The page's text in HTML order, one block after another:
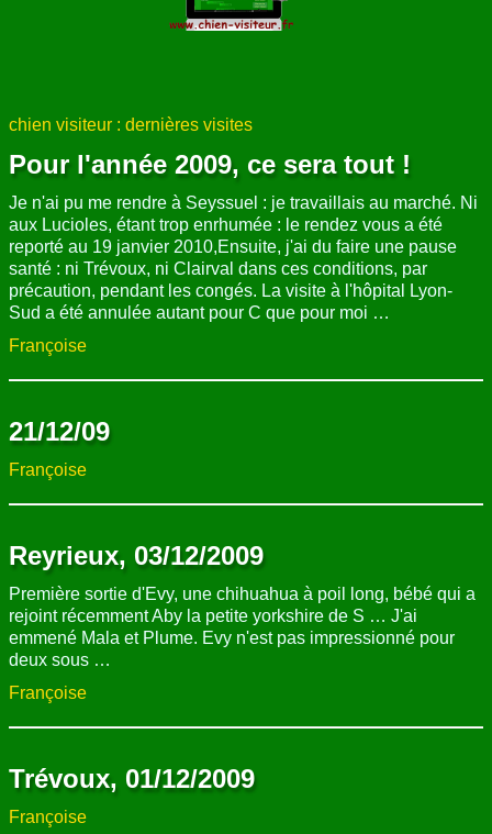
chien visiteur : dernières visites
Pour l'année 2009, ce sera tout !
Je n'ai pu me rendre à Seyssuel : je travaillais au marché. Ni
aux Lucioles, étant trop enrhumée : le rendez vous a été
reporté au 19 janvier 2010,Ensuite, j'ai du faire une pause
santé : ni Trévoux, ni Clairval dans ces conditions, par
précaution, pendant les congés. La visite à l'hôpital Lyon-
Sud a été annulée autant pour C que pour moi …
Françoise
21/12/09
Françoise
Reyrieux, 03/12/2009
Première sortie d'Evy, une chihuahua à poil long, bébé qui a
rejoint récemment Aby la petite yorkshire de S … J'ai
emmené Mala et Plume. Evy n'est pas impressionné pour
deux sous …
Françoise
Trévoux, 01/12/2009
Françoise